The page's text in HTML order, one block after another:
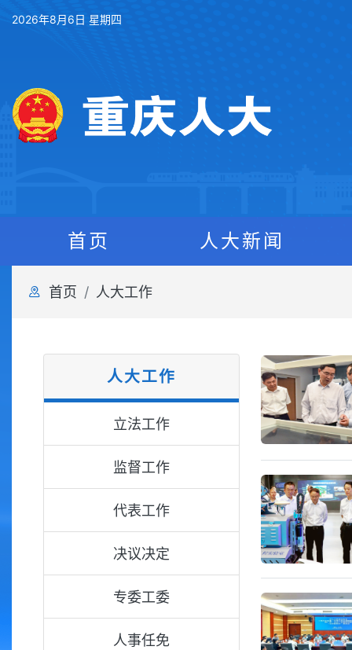
2026年8月6日 星期四
首页 人大新闻
首页 人大工作
人大工作
立法工作
监督工作
代表工作
决议决定
专委工委
人事任免